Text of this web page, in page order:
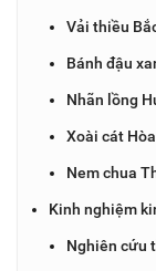
Vải thiều
Bánh đậu
Nhãn lồng
Xoài cát
Nem chua
Kinh nghiệm
Nghiên cứu